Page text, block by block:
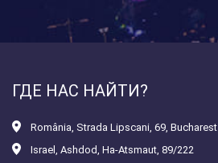
ГДЕ НАС НАЙТИ?
România, Strada Lipscani, 69, Bucharest
Israel , Ashdod, Ha-Atsmaut, 89/222